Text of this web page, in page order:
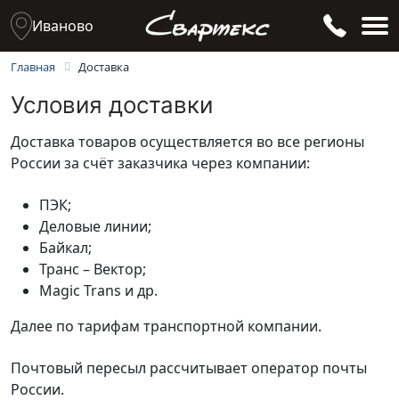
Иваново
Главная Доставка
Условия доставки
Доставка товаров осуществляется во все регионы
России за счёт заказчика через компании:
ПЭК;
Деловые линии;
Байкал;
Транс – Вектор;
Magic Trans и др.
Далее по тарифам транспортной компании.
Почтовый пересыл рассчитывает оператор почты
России.